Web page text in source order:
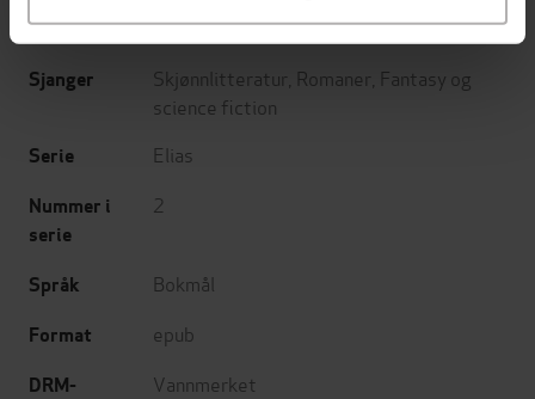
Utgitt 17.01.2022
Sjanger Skjønnlitteratur Romaner Fantasy og
science fiction
Serie Elias
Nummer i
serie
2
Språk Bokmål
Format epub
DRM-
Vannmerket